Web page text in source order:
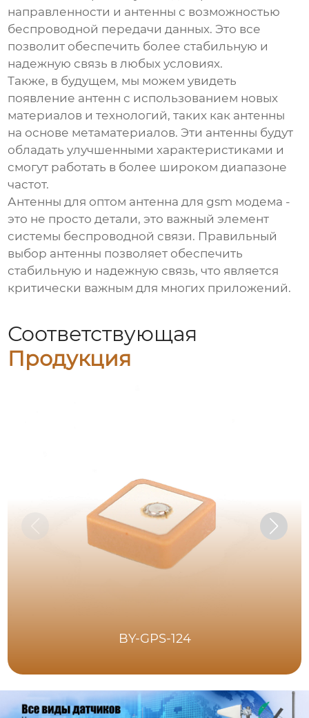
направленности и антенны с возможностью
беспроводной передачи данных. Это все
позволит обеспечить более стабильную и
надежную связь в любых условиях.
Также, в будущем, мы можем увидеть
появление антенн с использованием новых
материалов и технологий, таких как антенны
на основе метаматериалов. Эти антенны будут
обладать улучшенными характеристиками и
смогут работать в более широком диапазоне
частот.
Антенны для оптом антенна для gsm модема -
это не просто детали, это важный элемент
системы беспроводной связи. Правильный
выбор антенны позволяет обеспечить
стабильную и надежную связь, что является
критически важным для многих приложений.
Соответствующая
Продукция
BY-GPS-124